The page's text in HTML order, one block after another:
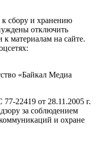
к сбору и хранению
отключить
к материалам на сайте.
«Байкал Медиа
22419 от 28.11.2005 г.
за соблюдением
и охране